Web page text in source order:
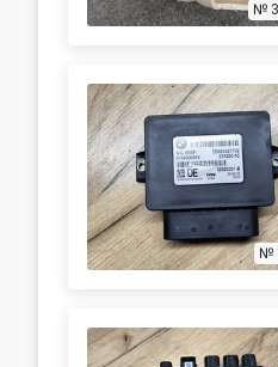
№
№